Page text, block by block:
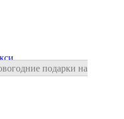
подарки на